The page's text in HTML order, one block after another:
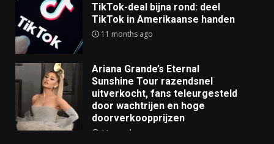
TikTok-deal bijna rond: deel
TikTok in Amerikaanse handen
11 months ago
Ariana Grande’s Eternal
Sunshine Tour razendsnel
uitverkocht, fans teleurgesteld
door wachtrijen en hoge
doorverkoopprijzen
11 months ago